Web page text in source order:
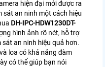
hiện đại mới được ra
sát an ninh một cách hiệu
DH-IPC-HDW1230DT-
hình ảnh rõ nét, hỗ trợ
an ninh hiệu quả hơn.
loa có khả năng đàm
có thể giúp bạn nói